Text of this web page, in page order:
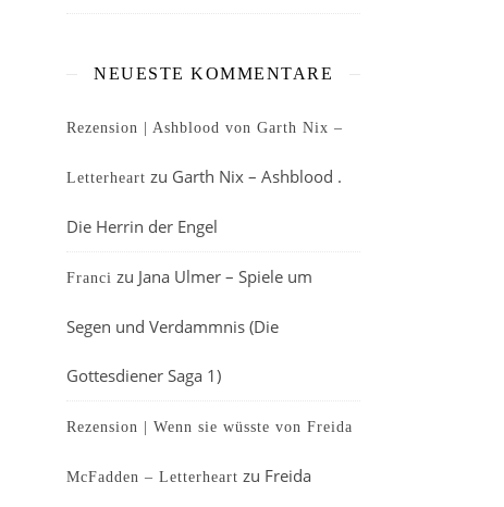
NEUESTE KOMMENTARE
Rezension | Ashblood von Garth Nix –
Letterheart zu Garth Nix – Ashblood .
Die Herrin der Engel
Franci zu Jana Ulmer – Spiele um
Segen und Verdammnis (Die
Gottesdiener Saga 1)
Rezension | Wenn sie wüsste von Freida
McFadden – Letterheart zu Freida